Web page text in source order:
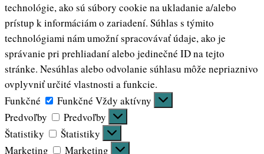
technológie, ako sú súbory cookie na ukladanie a/alebo
prístup k informáciám o zariadení. Súhlas s týmito
technológiami nám umožní spracovávať údaje, ako je
správanie pri prehliadaní alebo jedinečné ID na tejto
stránke. Nesúhlas alebo odvolanie súhlasu môže nepriaznivo
ovplyvniť určité vlastnosti a funkcie.
Funkčné
Funkčné Vždy aktívny
Predvoľby
Predvoľby
Štatistiky
Štatistiky
Marketing
Marketing